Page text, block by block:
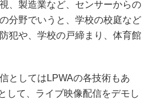
、製造業など、センサーからの
分野でいうと、学校の校庭など
犯や、学校の戸締まり、体育館
としてはLPWAの各技術もあ
して、ライブ映像配信をデモし